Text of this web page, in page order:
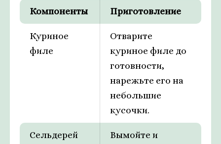
Компоненты Приготовление
Куриное
филе
Отварите
куриное филе до
готовности,
нарежьте его на
небольшие
кусочки.
Сельдерей
Вымойте и